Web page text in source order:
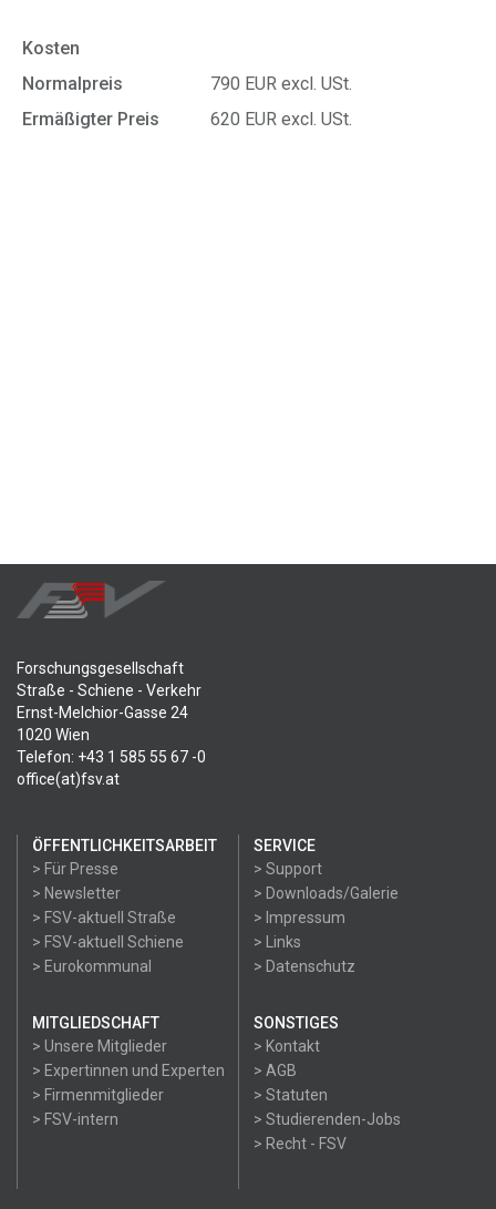
Kosten
Normalpreis
790 EUR excl. USt.
Ermäßigter Preis
620 EUR excl. USt.
Forschungsgesellschaft
Straße - Schiene - Verkehr
Ernst-Melchior-Gasse 24
1020 Wien
Telefon: +43 1 585 55 67 -0
office(at)fsv.at
ÖFFENTLICHKEITSARBEIT
> Für Presse
> Newsletter
> FSV-aktuell Straße
> FSV-aktuell Schiene
> Eurokommunal
SERVICE
> Support
> Downloads/Galerie
> Impressum
> Links
> Datenschutz
MITGLIEDSCHAFT
> Unsere Mitglieder
> Expertinnen und Experten
> Firmenmitglieder
> FSV-intern
SONSTIGES
> Kontakt
> AGB
> Statuten
> Studierenden-Jobs
> Recht - FSV